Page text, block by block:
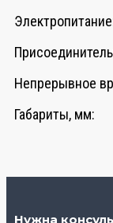
Непрерывное
Габариты, мм:
Нужна